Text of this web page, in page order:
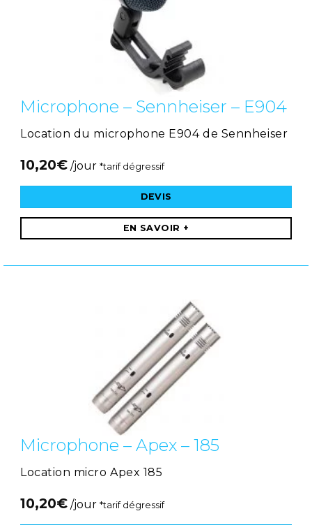
Microphone – Sennheiser – E904
Location du microphone E904 de Sennheiser
10,20€ /jour *tarif dégressif
DEVIS
EN SAVOIR +
Microphone – Apex – 185
Location micro Apex 185
10,20€ /jour *tarif dégressif